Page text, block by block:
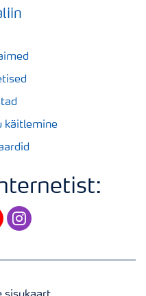
käitlemine
instagram